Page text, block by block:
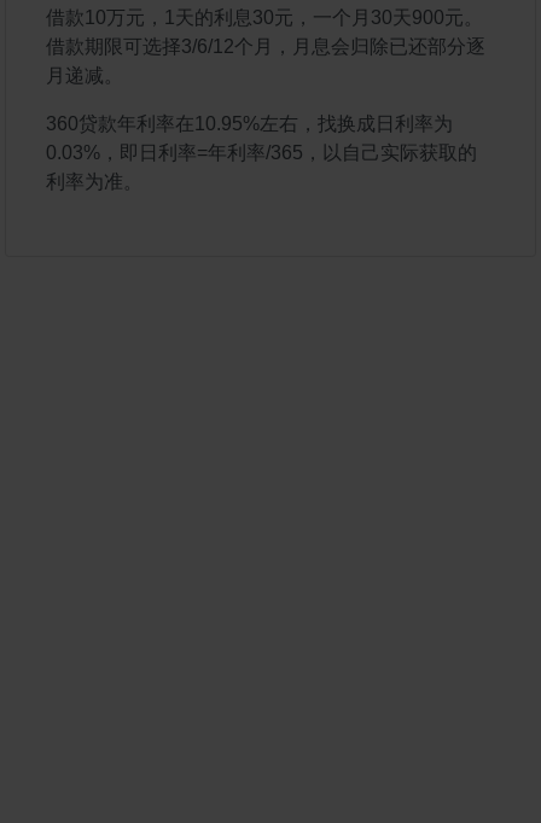
借款10万元，1天的利息30元，一个月30天900元。
借款期限可选择3/6/12个月，月息会归除已还部分逐
月递减。
360贷款年利率在10.95%左右，找换成日利率为
0.03%，即日利率=年利率/365，以自己实际获取的
利率为准。